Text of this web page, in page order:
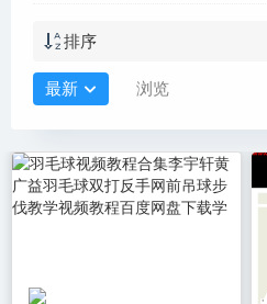
排序
最新 浏览